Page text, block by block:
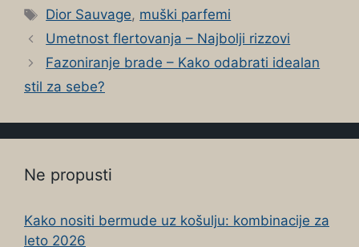
Tags
Dior Sauvage, muški parfemi
Umetnost flertovanja – Najbolji rizzovi
Fazoniranje brade – Kako odabrati idealan
stil za sebe?
Ne propusti
Kako nositi bermude uz košulju: kombinacije za
leto 2026